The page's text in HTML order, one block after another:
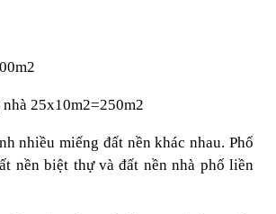
2
25x10m2=250m2
nhiều miếng đất nền khác nhau. Phổ
nền biệt thự và đất nền nhà phố liền